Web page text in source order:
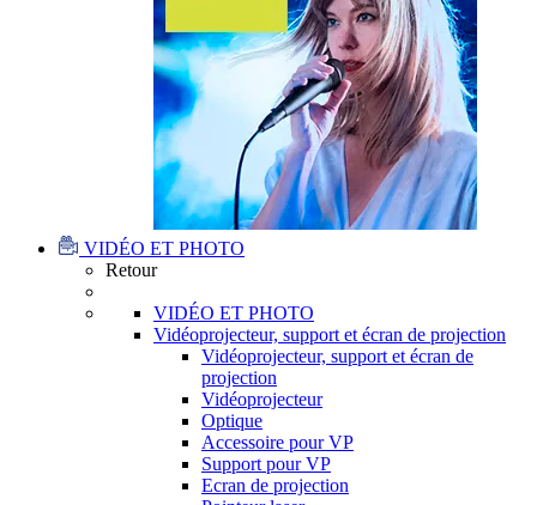
VIDÉO ET PHOTO
Retour
VIDÉO ET PHOTO
Vidéoprojecteur, support et écran de projection
Vidéoprojecteur, support et écran de
projection
Vidéoprojecteur
Optique
Accessoire pour VP
Support pour VP
Ecran de projection